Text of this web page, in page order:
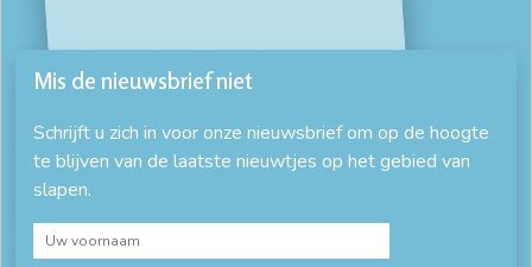
Mis de nieuwsbrief niet
Schrijft u zich in voor onze nieuwsbrief om op de hoogte
te blijven van de laatste nieuwtjes op het gebied van
slapen.